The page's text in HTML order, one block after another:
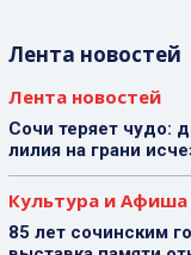
Лента новостей
Лента новостей
Сочи теряет чудо:
лилия на грани
Культура и Афиша
85 лет сочинским